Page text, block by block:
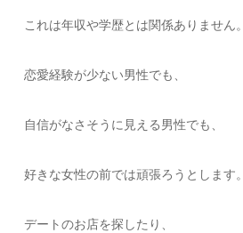
これは年収や学歴とは関係ありません。
恋愛経験が少ない男性でも、
自信がなさそうに見える男性でも、
好きな女性の前では頑張ろうとします。
デートのお店を探したり、